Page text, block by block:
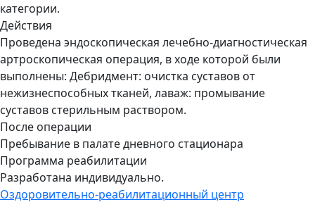
категории.
Действия
Проведена эндоскопическая лечебно-диагностическая
артроскопическая операция, в ходе которой были
выполнены: Дебридмент: очистка суставов от
нежизнеспособных тканей, лаваж: промывание
суставов стерильным раствором.
После операции
Пребывание в палате дневного стационара
Программа реабилитации
Разработана индивидуально.
Оздоровительно-реабилитационный центр